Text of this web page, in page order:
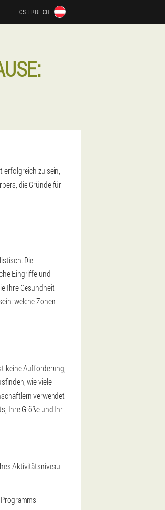
ÖSTERREICH
erfolgreich zu sein,
die Gründe für
Die
Eingriffe und
Ihre Gesundheit
welche Zonen
keine Aufforderung,
wie viele
verwendet
Ihre Größe und Ihr
Aktivitätsniveau